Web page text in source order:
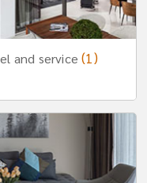
and service(1)